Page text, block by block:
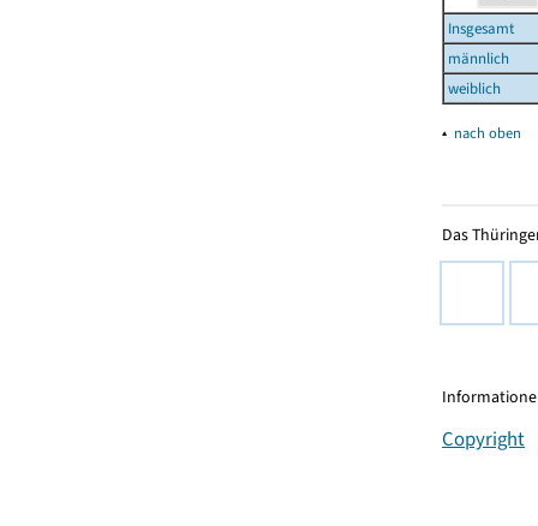
Insgesamt
männlich
weiblich
▴ nach oben
Das
Copyright